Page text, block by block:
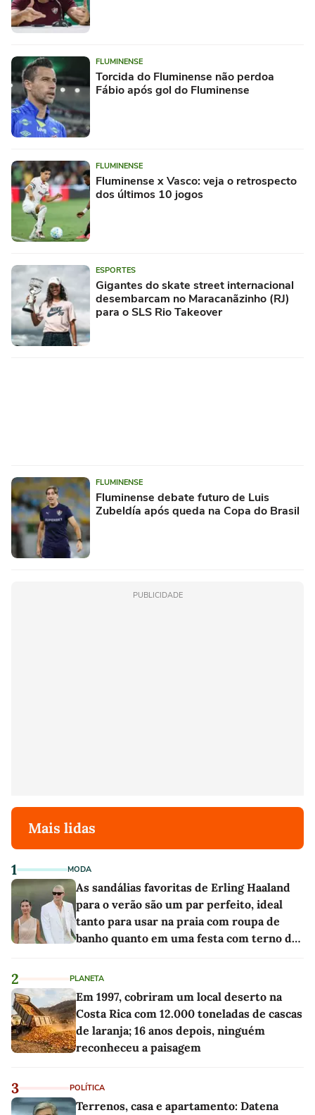
FLUMINENSE
Torcida do Fluminense não perdoa
Fábio após gol do Fluminense
FLUMINENSE
Fluminense x Vasco: veja o retrospecto
dos últimos 10 jogos
ESPORTES
Gigantes do skate street internacional
desembarcam no Maracanãzinho (RJ)
para o SLS Rio Takeover
FLUMINENSE
Fluminense debate futuro de Luis
Zubeldía após queda na Copa do Brasil
PUBLICIDADE
Mais lidas
1 MODA
As sandálias favoritas de Erling Haaland
para o verão são um par perfeito, ideal
tanto para usar na praia com roupa de
banho quanto em uma festa com terno de
2 PLANETA
Em 1997, cobriram um local deserto na
Costa Rica com 12.000 toneladas de cascas
de laranja; 16 anos depois, ninguém
reconheceu a paisagem
3 POLÍTICA
Terrenos, casa e apartamento: Datena